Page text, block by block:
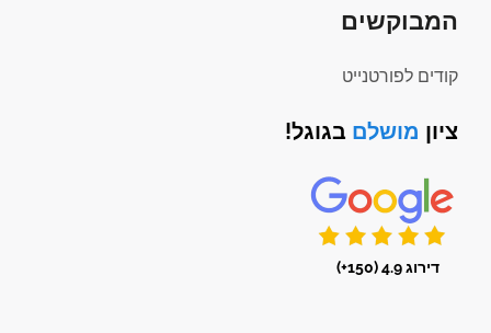
המבוקשים
קודים לפורטנייט
ציון מושלם בגוגל!
דירוג 4.9 (150+)